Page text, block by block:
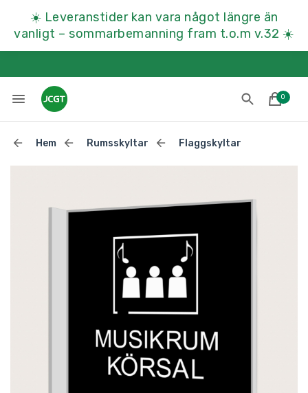
☀️ Leveranstider kan vara något längre än
vanligt – sommarbemanning fram t.o.m v.32 ☀️
0
Till kassan
Hem Rumsskyltar Flaggskyltar